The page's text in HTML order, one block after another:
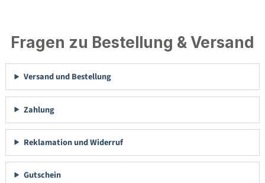
Fragen zu Bestellung & Versand
Versand und Bestellung
Zahlung
Reklamation und Widerruf
Gutschein